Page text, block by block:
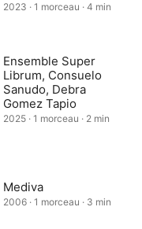
2023 · 1 morceau · 4 min
Ensemble Super
Librum, Consuelo
Sanudo, Debra
Gomez Tapio
2025 · 1 morceau · 2 min
Mediva
2006 · 1 morceau · 3 min